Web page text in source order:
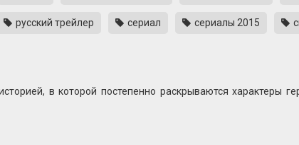
русский трейлер сериал сериалы 2015
в которой постепенно раскрываются характеры
повествования, визуальной подаче и общем